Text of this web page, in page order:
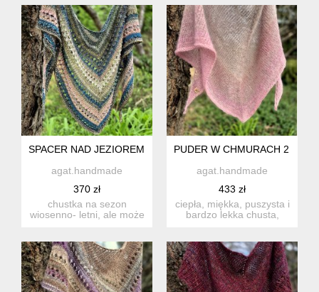
SPACER NAD JEZIOREM / CHUSTA Z BAWEŁNY
agat.handmade
370 zł
chustka na sezon
wiosenno- letni, ale może
PUDER W CHMURACH 2 /
agat.handmade
433 zł
ciepła, miękka, puszysta i
bardzo lekka chusta,